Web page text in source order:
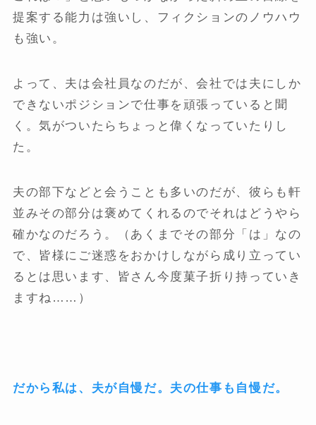
提案する能力は強いし、フィクションのノウハウ
も強い。
よって、夫は会社員なのだが、会社では夫にしか
できないポジションで仕事を頑張っていると聞
く。気がついたらちょっと偉くなっていたりし
た。
夫の部下などと会うことも多いのだが、彼らも軒
並みその部分は褒めてくれるのでそれはどうやら
確かなのだろう。（あくまでその部分「は」なの
で、皆様にご迷惑をおかけしながら成り立ってい
るとは思います、皆さん今度菓子折り持っていき
ますね……）
だから私は、夫が自慢だ。夫の仕事も自慢だ。